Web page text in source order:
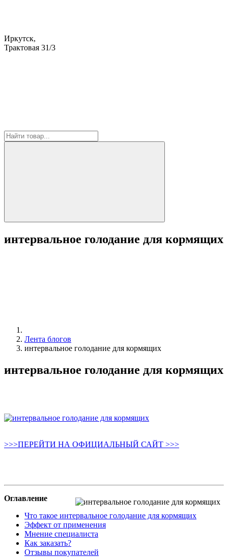
Иркутск,
Трактовая 31/3
интервальное голодание для кормящих
Лента блогов
интервальное голодание для кормящих
интервальное голодание для кормящих
>>>ПЕРЕЙТИ НА ОФИЦИАЛЬНЫЙ САЙТ >>>
Оглавление
Что такое интервальное голодание для кормящих
Эффект от применения
Мнение специалиста
Как заказать?
Отзывы покупателей